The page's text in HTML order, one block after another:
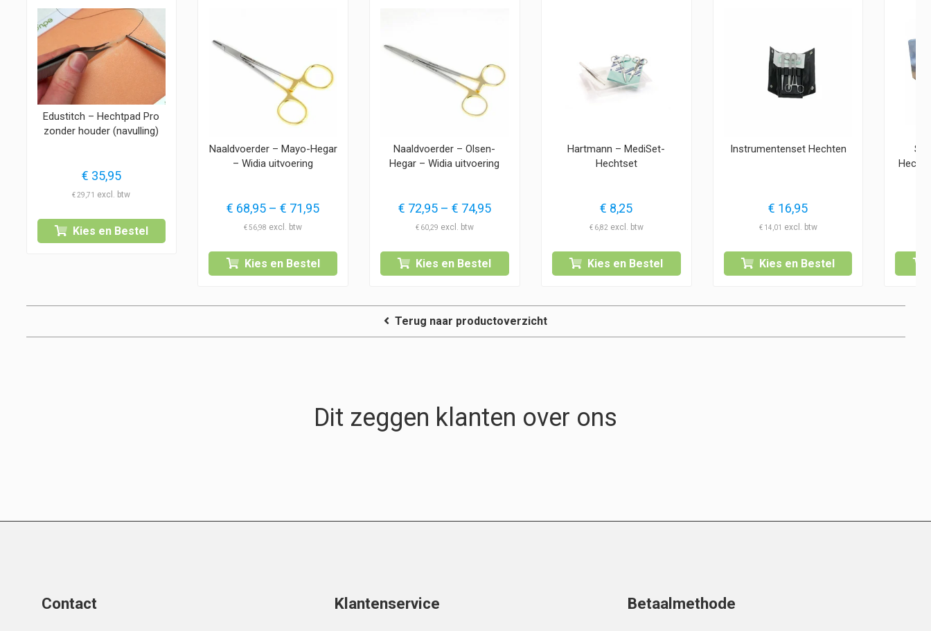
Edustitch – Hechtpad Pro
zonder houder (navulling)
€ 35,95
€29,71
Kies en Bestel
Naaldvoerder – Mayo-Hegar
– Widia uitvoering
€ 68,95 – € 71,95Prijsklasse:
€ 71,95
€56,98
Kies en Bestel
Naaldvoerder – Olsen-
Hegar – Widia uitvoering
€ 72,95 – € 74,95Prijsklasse:
€ 74,95
€60,29
Kies en Bestel
Hartmann – MediSet-
Hechtset
€ 8,25
€6,82
Kies en Bestel
Instrumentenset Hechten
€ 16,95
€14,01
Kies en Bestel
Terug naar productoverzicht
Dit zeggen klanten over ons
Contact Klantenservice Betaalmethode